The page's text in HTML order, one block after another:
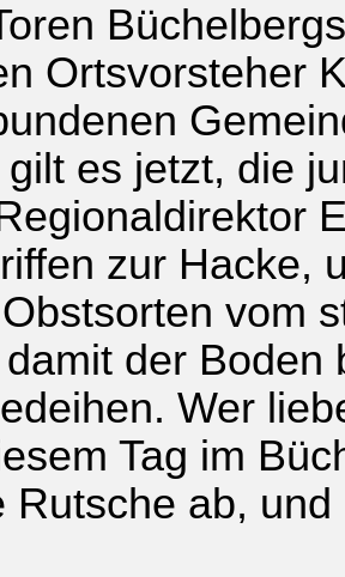
Ortsvorsteher
es jetzt, die
zur Hacke,
vom
der
Wer
Tag im
Rutsche ab,